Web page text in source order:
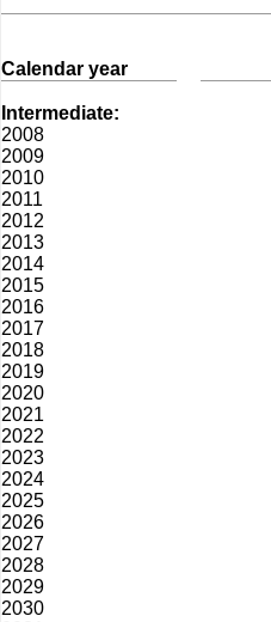
Calendar year
Intermediate:
2008
2009
2010
2011
2012
2013
2014
2015
2016
2017
2018
2019
2020
2021
2022
2023
2024
2025
2026
2027
2028
2029
2030